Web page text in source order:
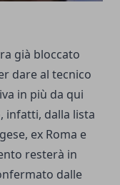
già bloccato
dare al tecnico
in più da qui
infatti, dalla lista
ex Roma e
resterà in
dalle